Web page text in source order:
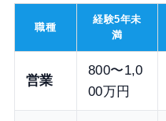
職種
経験5年未
満
営業
800〜1,0
00万円